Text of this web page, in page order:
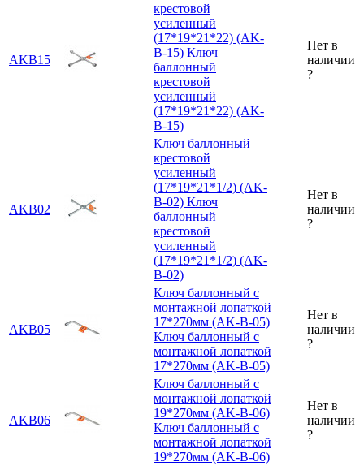
AKB15
крестовой
усиленный
(17*19*21*22) (AK-
B-15) Ключ
баллонный
крестовой
усиленный
(17*19*21*22) (AK-
B-15)
Нет в
наличии
?
AKB02
Ключ баллонный
крестовой
усиленный
(17*19*21*1/2) (AK-
B-02) Ключ
баллонный
крестовой
усиленный
(17*19*21*1/2) (AK-
B-02)
Нет в
наличии
?
AKB05
Ключ баллонный с
монтажной лопаткой
17*270мм (AK-B-05)
Ключ баллонный с
монтажной лопаткой
17*270мм (AK-B-05)
Нет в
наличии
?
AKB06
Ключ баллонный с
монтажной лопаткой
19*270мм (AK-B-06)
Ключ баллонный с
монтажной лопаткой
19*270мм (AK-B-06)
Нет в
наличии
?